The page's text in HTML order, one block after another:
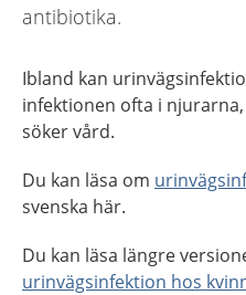
antibiotika.
Ibland kan
infektionen ofta i
söker vård.
Du kan läsa om
svenska här.
Du kan läsa längre
urinvägsinfektion hos